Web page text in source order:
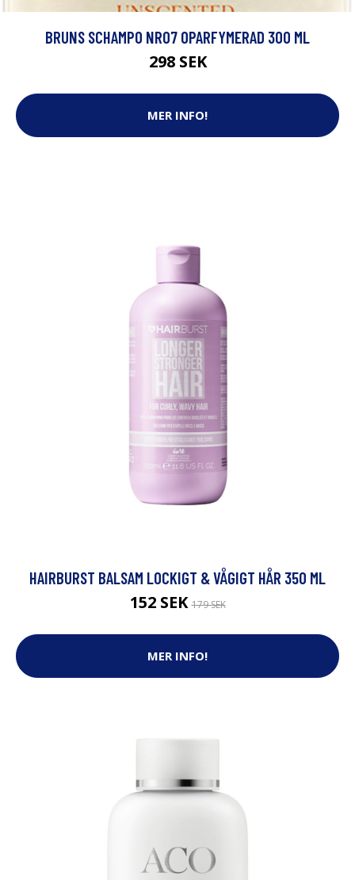
BRUNS SCHAMPO NR07 OPARFYMERAD 300 ML
298 SEK
MER INFO!
HAIRBURST BALSAM LOCKIGT & VÅGIGT HÅR 350 ML
152 SEK179 SEK
MER INFO!